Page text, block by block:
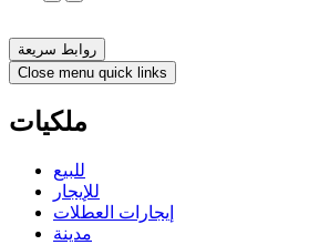
روابط سريعة
Close menu quick links
ملكيات
للبيع
للإيجار
إيجارات العطلات
مدينة